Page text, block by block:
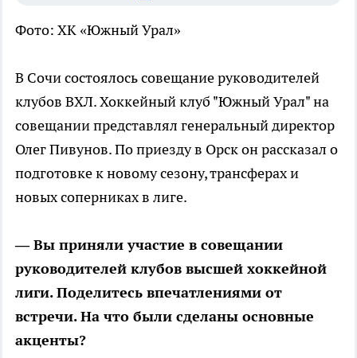
Фото: ХК «Южный Урал»
В Сочи состоялось совещание руководителей
клубов ВХЛ. Хоккейный клуб "Южный Урал" на
совещании представлял генеральный директор
Олег Пивунов. По приезду в Орск он рассказал о
подготовке к новому сезону, трансферах и
новых соперниках в лиге.
— Вы приняли участие в совещании
руководителей клубов высшей хоккейной
лиги. Поделитесь впечатлениями от
встречи. На что были сделаны основные
акценты?